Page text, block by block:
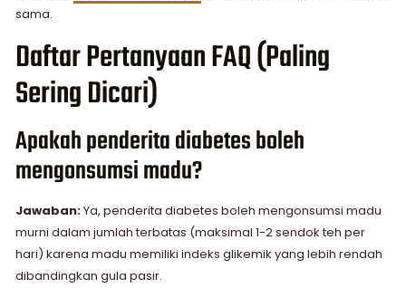
sama.
Daftar Pertanyaan FAQ (Paling
Sering Dicari)
Apakah penderita diabetes boleh
mengonsumsi madu?
Jawaban:Ya, penderita diabetes boleh mengonsumsi madu
murni dalam jumlah terbatas (maksimal 1-2 sendok teh per
hari) karena madu memiliki indeks glikemik yang lebih rendah
dibandingkan gula pasir.